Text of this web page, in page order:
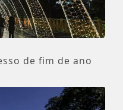
de fim de ano